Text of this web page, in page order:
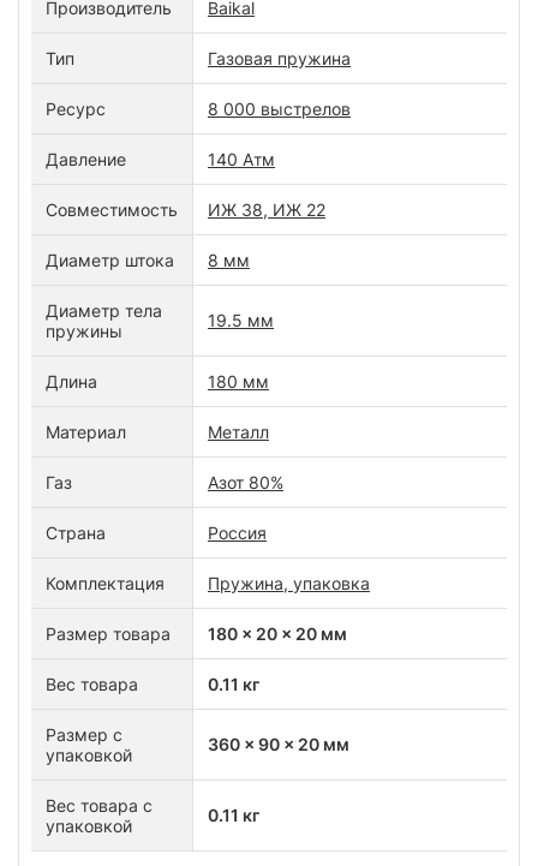
Производитель Baikal
Тип Газовая пружина
Ресурс 8 000 выстрелов
Давление 140 Атм
Совместимость ИЖ 38, ИЖ 22
Диаметр штока 8 мм
Диаметр тела
пружины
19.5 мм
Длина 180 мм
Материал Металл
Газ Азот 80%
Страна Россия
Комплектация Пружина, упаковка
Размер товара 180 x 20 x 20 мм
Вес товара 0.11 кг
Размер с
упаковкой
360 x 90 x 20 мм
Вес товара с
упаковкой
0.11 кг